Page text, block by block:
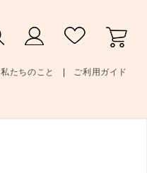
私たちのこと ご利用ガイド